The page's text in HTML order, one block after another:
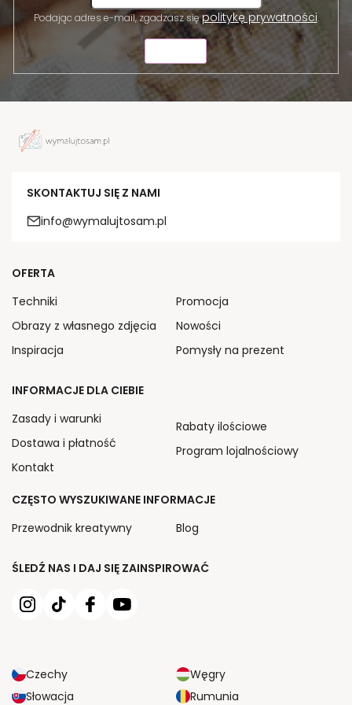
Podając adres e-mail, zgadzasz siępolitykę prywatności.
SKONTAKTUJ SIĘ Z NAMI
info@wymalujtosam.pl
ŚLEDŹ NAS I DAJ SIĘ ZAINSPIROWAĆ
Czechy
Węgry
Słowacja
Rumunia
OFERTA
Techniki
Obrazy z własnego zdjęcia
Inspiracja
Promocja
Nowości
Pomysły na prezent
INFORMACJE DLA CIEBIE
Zasady i warunki
Dostawa i płatność
Kontakt
Rabaty ilościowe
Program lojalnościowy
CZĘSTO WYSZUKIWANE INFORMACJE
Przewodnik kreatywny
Blog